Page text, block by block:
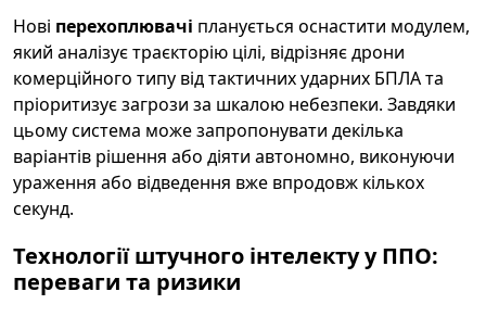
Нові перехоплювачі планується оснастити модулем,
який аналізує траєкторію цілі, відрізняє дрони
комерційного типу від тактичних ударних БПЛА та
пріоритизує загрози за шкалою небезпеки. Завдяки
цьому система може запропонувати декілька
варіантів рішення або діяти автономно, виконуючи
ураження або відведення вже впродовж кількох
секунд.
Технології штучного інтелекту у ППО:
переваги та ризики